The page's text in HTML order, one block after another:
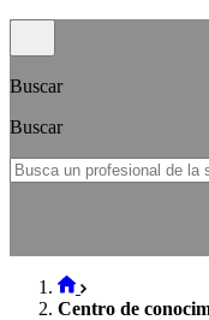
Buscar
Buscar
Centro de